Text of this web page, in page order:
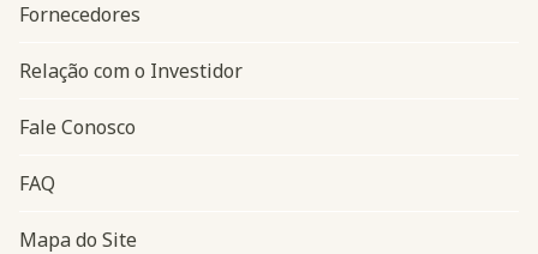
Fornecedores
Relação com o Investidor
Fale Conosco
FAQ
Mapa do Site